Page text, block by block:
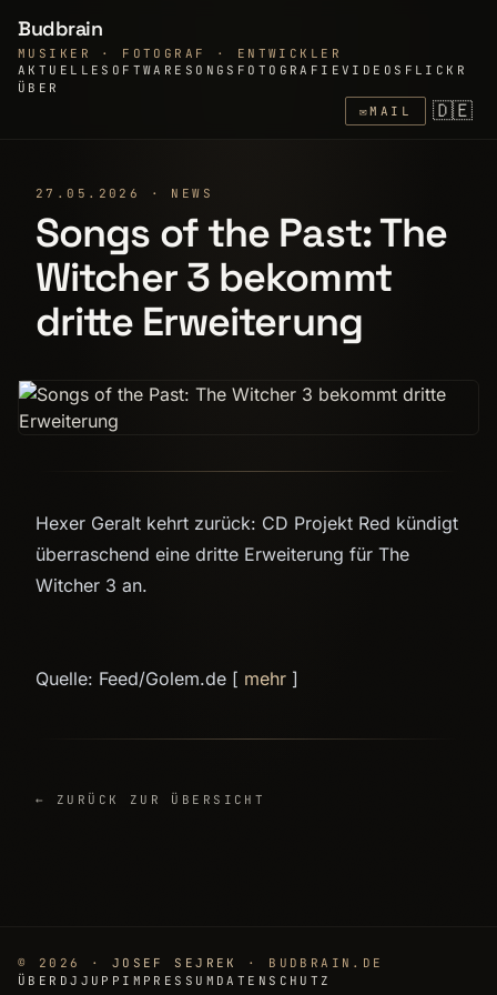
Budbrain
MUSIKER · FOTOGRAF · ENTWICKLER
AKTUELLE SOFTWARE SONGS FOTOGRAFIEVIDEOS FLICKR
ÜBER
✉MAIL 🇩🇪
27.05.2026 · NEWS
Songs of the Past: The
Witcher 3 bekommt
dritte Erweiterung
Hexer Geralt kehrt zurück: CD Projekt Red kündigt
überraschend eine dritte Erweiterung für The
Witcher 3 an.
Quelle: Feed/Golem.de [ mehr ]
← ZURÜCK ZUR ÜBERSICHT
© 2026 · JOSEF SEJREK
· BUDBRAIN.DE
ÜBER DJJUPP IMPRESSUM DATENSCHUTZ